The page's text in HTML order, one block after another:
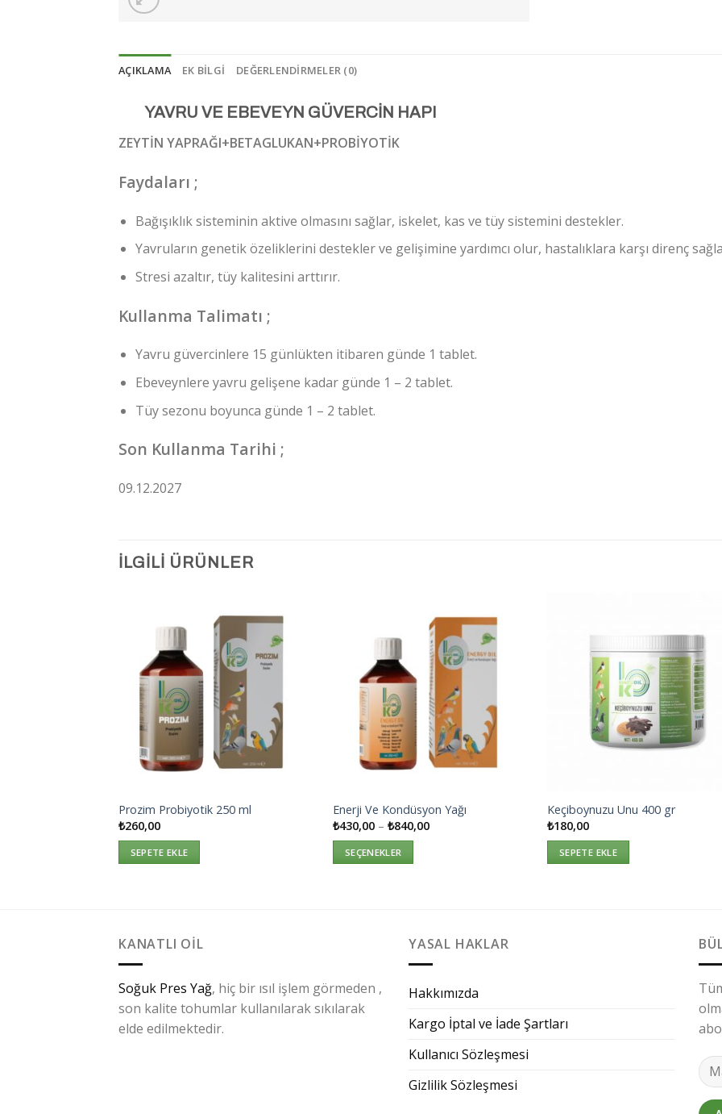
AÇIKLAMA EK BILGI DEĞERLENDIRMELER (0)
YAVRU VE EBEVEYN GÜVERCİN HAPI
ZEYTİN YAPRAĞI+BETAGLUKAN+PROBİYOTİK
Faydaları ;
Bağışıklık sisteminin aktive olmasını sağlar, iskelet, kas ve tüy sistemini destekler.
Yavruların genetik özeliklerini destekler ve gelişimine yardımcı olur, hastalıklara karşı direnç
Stresi azaltır, tüy kalitesini arttırır.
Kullanma Talimatı ;
Yavru güvercinlere 15 günlükten itibaren günde 1 tablet.
Ebeveynlere yavru gelişene kadar günde 1 – 2 tablet.
Tüy sezonu boyunca günde 1 – 2 tablet.
Son Kullanma Tarihi ;
09.12.2027
İLGILI ÜRÜNLER
Prozim Probiyotik 250 ml
₺260,00
SEPETE EKLE
İstek
Enerji Ve Kondüsyon Yağı
₺430,00 –₺840,00Fiyat
SEÇENEKLER
Keçiboynuzu Unu 400 gr
₺180,00
SEPETE EKLE
KANATLI OIL
Soğuk Pres Yağ, hiç bir ısıl işlem görmeden ,
son kalite tohumlar kullanılarak sıkılarak
elde edilmektedir.
YASAL HAKLAR
Hakkımızda
Kargo İptal ve İade Şartları
Kullanıcı Sözleşmesi
Gizlilik Sözleşmesi